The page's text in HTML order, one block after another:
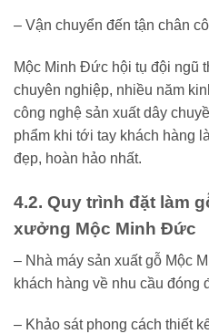
– Vận chuyển đến tận chân
Mộc Minh Đức hội tụ đội ngũ
chuyên nghiệp, nhiều năm
công nghệ sản xuất dây
phẩm khi tới tay khách hàng
đẹp, hoàn hảo nhất.
4.2. Quy trình đặt làm
xưởng Mộc Minh Đức
– Nhà máy sản xuất gỗ Mộc
khách hàng về nhu cầu đóng
– Khảo sát phong cách thiết